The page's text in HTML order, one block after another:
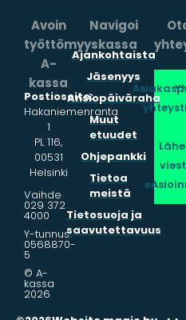
Avoin
työttömyyskassa
A-
kassa
Postiosoite:
Hakaniemenranta
1
PL 116,
00531
Helsinki
Vaihde
029 372
4000
Y-tunnus:
0568870-
5
© A-
kassa
2026
Navigoi
Ajankohtaista
Jäsenyys
Ansiopäiväraha
Muut
etuudet
Ohjepankki
Tietoa
meistä
Tietosuoja ja
saavutettavuus